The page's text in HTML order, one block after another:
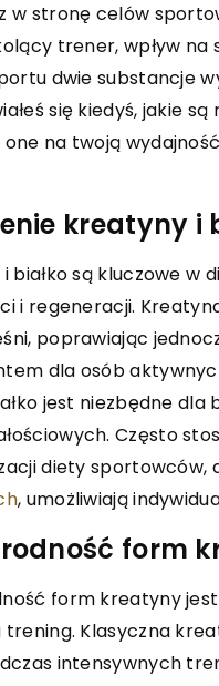
w stronę celów
trener, wpływ na
dwie substancje
się kiedyś, jakie
one na twoją
kreatyny i
białko są kluczowe
i regeneracji.
poprawiając
dla osób
jest niezbędne
Często
diety sportowców,
, umożliwiają
form
form kreatyny
trening. Klasyczna
intensywnych
w
narzędzia
4 grudnia
Jak ręczne
nową
ręcznego
rozpocząć
przynosi i
warto